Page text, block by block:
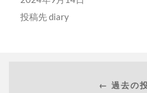
投稿先diary
← 過去の